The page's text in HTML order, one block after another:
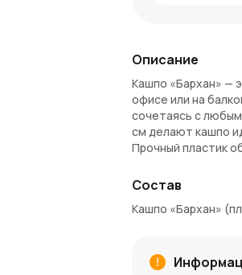
Описание
Кашпо «Бархан» —
офисе или на
сочетаясь с любым
см делают кашпо
Прочный пластик
Стильный
Объем 2,25
Универсальный
Легко
Состав
Кашпо «Бархан»